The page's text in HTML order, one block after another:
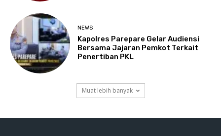
NEWS
Kapolres Parepare Gelar Audiensi
Bersama Jajaran Pemkot Terkait
Penertiban PKL
Muat lebih banyak